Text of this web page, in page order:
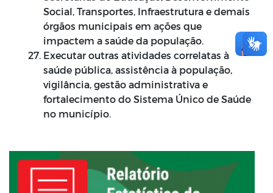
Social, Transportes, Infraestrutura e demais
órgãos municipais em ações que
impactem a saúde da população.
Executar outras atividades correlatas à
saúde pública, assistência à população,
vigilância, gestão administrativa e
fortalecimento do Sistema Único de Saúde
no município.